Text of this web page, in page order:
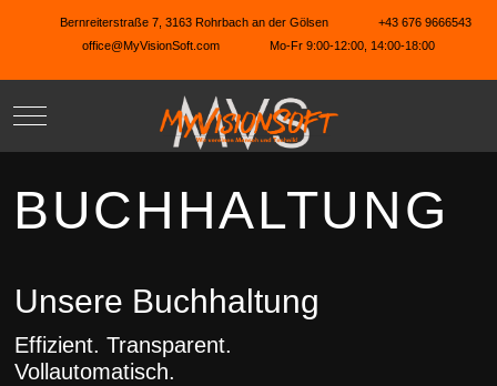
Bernreiterstraße 7, 3163 Rohrbach an der Gölsen
+43 676 9666543
office@MyVisionSoft.com
Mo-Fr 9:00-12:00, 14:00-18:00
Mobile Menu Toggle
BUCHHALTUNG
Unsere Buchhaltung
Effizient. Transparent.
Vollautomatisch.